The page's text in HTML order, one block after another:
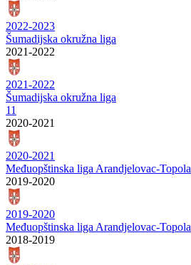
2022-2023
Šumadijska okružna liga
2021-2022
2021-2022
Šumadijska okružna liga
11
2020-2021
2020-2021
Međuopštinska liga Arandjelovac-Topola
2019-2020
2019-2020
Međuopštinska liga Arandjelovac-Topola
2018-2019